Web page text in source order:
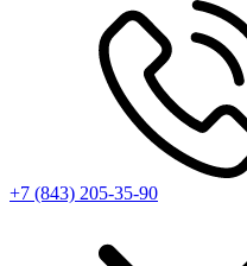
+7 (843) 205-35-90